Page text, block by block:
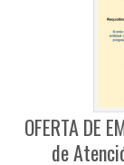
OFERTA DE
de